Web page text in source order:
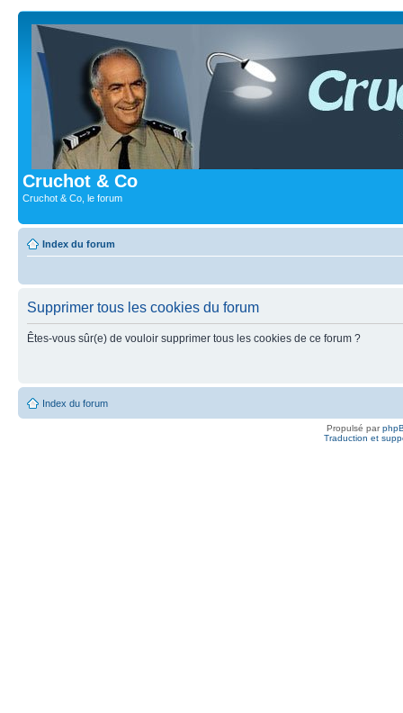
Cruchot & Co
Cruchot & Co, le forum
Index du forum
Supprimer tous les cookies du forum
Êtes-vous sûr(e) de vouloir supprimer tous les cookies de ce forum ?
Index du forum
Propulsé par
Traduction et